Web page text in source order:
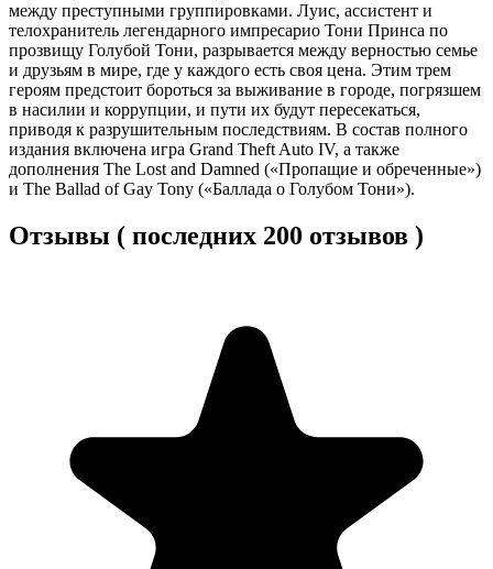
между преступными группировками. Луис, ассистент и
телохранитель легендарного импресарио Тони Принса по
прозвищу Голубой Тони, разрывается между верностью семье
и друзьям в мире, где у каждого есть своя цена. Этим трем
героям предстоит бороться за выживание в городе, погрязшем
в насилии и коррупции, и пути их будут пересекаться,
приводя к разрушительным последствиям. В состав полного
издания включена игра Grand Theft Auto IV, а также
дополнения The Lost and Damned («Пропащие и обреченные»)
и The Ballad of Gay Tony («Баллада о Голубом Тони»).
Отзывы ( последних 200 отзывов )